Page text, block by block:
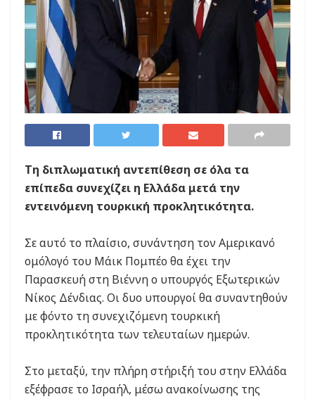
Τη διπλωματική αντεπίθεση σε όλα τα
επίπεδα συνεχίζει η Ελλάδα μετά την
εντεινόμενη τουρκική προκλητικότητα.
Σε αυτό το πλαίσιο, συνάντηση τον Αμερικανό
ομόλογό του Μάικ Πομπέο θα έχει την
Παρασκευή στη Βιέννη ο υπουργός Εξωτερικών
Νίκος Δένδιας. Οι δυο υπουργοί θα συναντηθούν
με φόντο τη συνεχιζόμενη τουρκική
προκλητικότητα των τελευταίων ημερών.
Στο μεταξύ, την πλήρη στήριξή του στην Ελλάδα
εξέφρασε το Ισραήλ, μέσω ανακοίνωσης της